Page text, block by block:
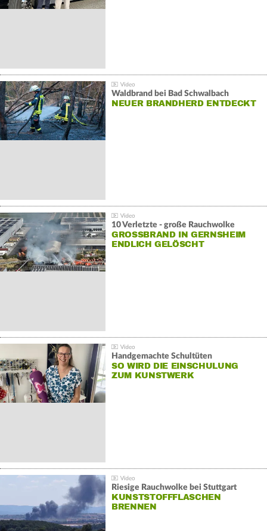
Waldbrand bei Bad Schwalbach
NEUER BRANDHERD ENTDECKT
10 Verletzte - große Rauchwolke
GROSSBRAND IN GERNSHEIM E
NDLICH GELÖSCHT
Handgemachte Schultüten
SO WIRD DIE EINSCHULUNG
ZUM KUNSTWERK
Riesige Rauchwolke bei Stuttgart
KUNSTSTOFFFLASCHEN
BRENNEN